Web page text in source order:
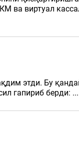
ва виртуал
этди. Бу
гапириб берди: ...